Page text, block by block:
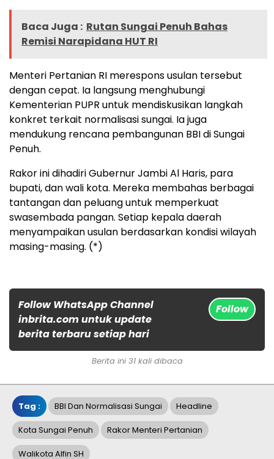
Baca Juga : Rutan Sungai Penuh Bahas
Remisi Narapidana HUT RI
Menteri Pertanian RI merespons usulan tersebut
dengan cepat. Ia langsung menghubungi
Kementerian PUPR untuk mendiskusikan langkah
konkret terkait normalisasi sungai. Ia juga
mendukung rencana pembangunan BBI di Sungai
Penuh.
Rakor ini dihadiri Gubernur Jambi Al Haris, para
bupati, dan wali kota. Mereka membahas berbagai
tantangan dan peluang untuk memperkuat
swasembada pangan. Setiap kepala daerah
menyampaikan usulan berdasarkan kondisi wilayah
masing-masing. (*)
Follow WhatsApp Channel
inbrita.com untuk update
berita terbaru setiap hari
Follow
Berita ini 31 kali dibaca
Tag : BBI Dan Normalisasi Sungai Headline
Kota Sungai Penuh Rakor Menteri Pertanian
Walikota Alfin SH